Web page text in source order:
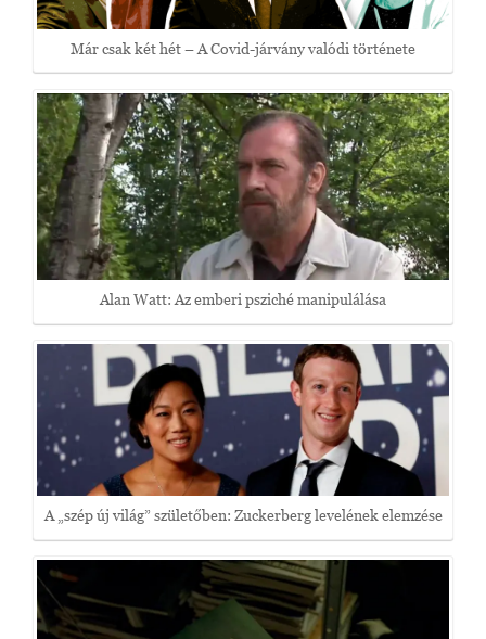
Már csak két hét – A Covid-járvány valódi története
Alan Watt: Az emberi psziché manipulálása
A „szép új világ” születőben: Zuckerberg levelének elemzése